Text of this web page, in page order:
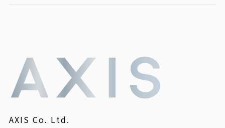
AXIS Co. Ltd.